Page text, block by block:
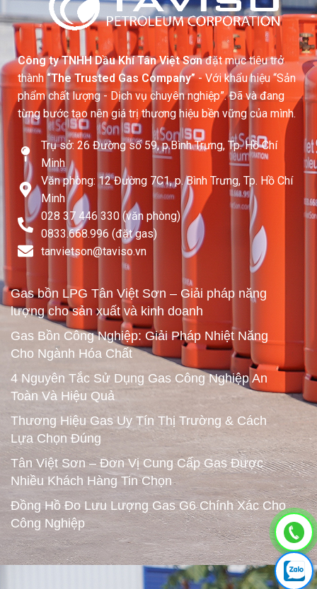
Công ty TNHH Dầu Khí Tân Việt Sơnđặt mục tiêu trở
thành “The Trusted Gas Company”- Với khẩu hiệu “Sản
phẩm chất lượng - Dịch vụ chuyên nghiệp”. Đã và đang
từng bước tạo nên giá trị thương hiệu bền vững của mình.
Trụ sở: 26 Đường số 59, p.Bình Trưng, Tp. Hồ Chí
Minh
Văn phòng: 12 Đường 7C1, p. Bình Trưng, Tp. Hồ Chí
Minh
028 37 446 330 (văn phòng)
0833.668.996 (đặt gas)
tanvietson@taviso.vn​
Gas bồn LPG Tân Việt Sơn – Giải pháp năng
lượng cho sản xuất và kinh doanh
Gas Bồn Công Nghiệp: Giải Pháp Nhiệt Năng
Cho Ngành Hóa Chất
4 Nguyên Tắc Sử Dụng Gas Công Nghiệp An
Toàn Và Hiệu Quả
Thương Hiệu Gas Uy Tín Thị Trường & Cách
Lựa Chọn Đúng
Tân Việt Sơn – Đơn Vị Cung Cấp Gas Được
Nhiều Khách Hàng Tin Chọn
Đồng Hồ Đo Lưu Lượng Gas G6 Chính Xác Cho
Công Nghiệp